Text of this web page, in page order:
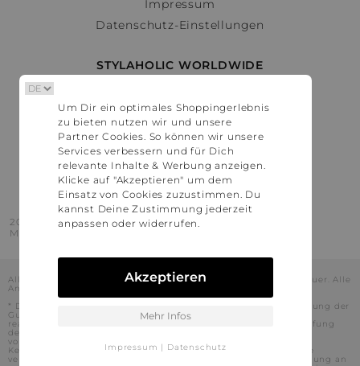
Impressum
Datenschutz-Einstellungen
STYLAHOLIC WORLDWIDE
Österreich
Schweiz
France
United States
2016 - 2026 © Stylaholic.
Made for you with love in munich.
Alle Preise inkl. der jeweils geltenden gesetzlichen Mehrwertsteuer. Alle
Angaben ohne Gewähr.
* Die angezeigten Preise beinhalten Rabatte, die durch die Nutzung der
Gutschein-Codes auf den Seiten unserer Partner voraussichtlich
realisiert werden können. Stylaholic führt keine vollständige Prüfung
der Gutschein-Codes durch und es kann daher in Einzelfällen
vorkommen, dass die Gutscheine abweichend von unserem
Kenntnisstand bei dem jeweiligen Shop nicht oder nur teilweise
verwendet werden können. Darüber hinaus kann deren Verwendung an
Um Dir ein optimales Shoppingerlebnis
zu bieten nutzen wir und unsere
Partner Cookies. So können wir unsere
Services verbessern und für Dich
relevante Inhalte & Werbung anzeigen.
Klicke auf "Akzeptieren" um dem
Einsatz von Cookies zuzustimmen. Du
kannst Deine Zustimmung jederzeit
anpassen oder widerrufen.
Akzeptieren
Mehr Infos
Impressum | Datenschutz